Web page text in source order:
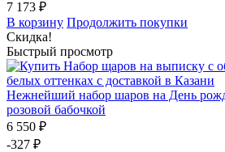
7 173 ₽
В корзину Продолжить покупки
Скидка!
Быстрый просмотр
Нежнейший набор шаров на День
розовой бабочкой
6 550 ₽
-327 ₽